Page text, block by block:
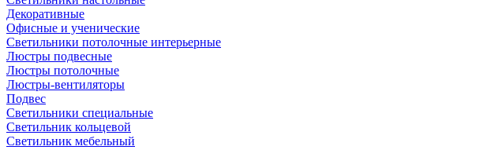
Декоративные
Офисные и ученические
Светильники потолочные интерьерные
Люстры подвесные
Люстры потолочные
Люстры-вентиляторы
Подвес
Светильники специальные
Светильник кольцевой
Светильник мебельный